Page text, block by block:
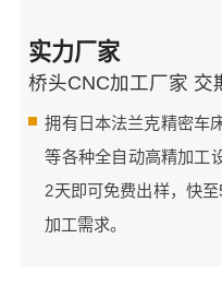
实力厂家
桥头CNC加工厂家 交
拥有日本法兰克精密车
等各种全自动高精加工
2天即可免费出样，快
加工需求。